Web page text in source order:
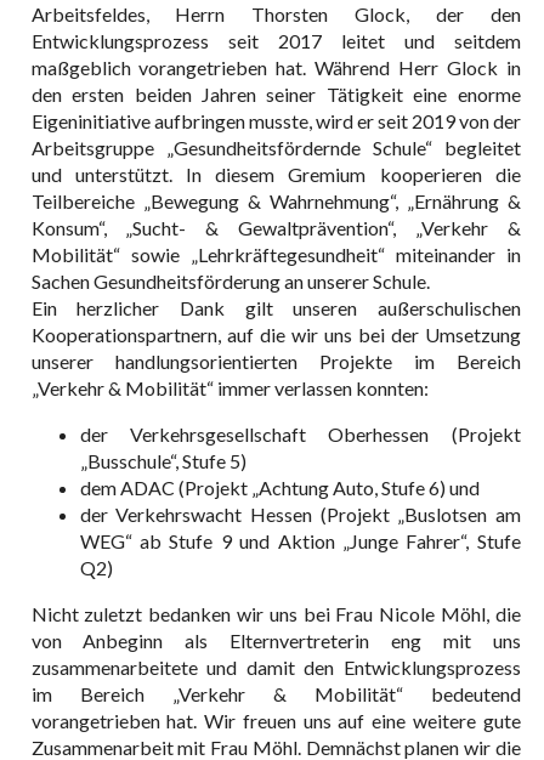
Arbeitsfeldes, Herrn Thorsten Glock, der den
Entwicklungsprozess seit 2017 leitet und seitdem
maßgeblich vorangetrieben hat. Während Herr Glock in
den ersten beiden Jahren seiner Tätigkeit eine enorme
Eigeninitiative aufbringen musste, wird er seit 2019 von der
Arbeitsgruppe „Gesundheitsfördernde Schule“ begleitet
und unterstützt. In diesem Gremium kooperieren die
Teilbereiche „Bewegung & Wahrnehmung“, „Ernährung &
Konsum“, „Sucht- & Gewaltprävention“, „Verkehr &
Mobilität“ sowie „Lehrkräftegesundheit“ miteinander in
Sachen Gesundheitsförderung an unserer Schule.
Ein herzlicher Dank gilt unseren außerschulischen
Kooperationspartnern, auf die wir uns bei der Umsetzung
unserer handlungsorientierten Projekte im Bereich
„Verkehr & Mobilität“ immer verlassen konnten:
der Verkehrsgesellschaft Oberhessen (Projekt
„Busschule“, Stufe 5)
dem ADAC (Projekt „Achtung Auto, Stufe 6) und
der Verkehrswacht Hessen (Projekt „Buslotsen am
WEG“ ab Stufe 9 und Aktion „Junge Fahrer“, Stufe
Q2)
Nicht zuletzt bedanken wir uns bei Frau Nicole Möhl, die
von Anbeginn als Elternvertreterin eng mit uns
zusammenarbeitete und damit den Entwicklungsprozess
im Bereich „Verkehr & Mobilität“ bedeutend
vorangetrieben hat. Wir freuen uns auf eine weitere gute
Zusammenarbeit mit Frau Möhl. Demnächst planen wir die